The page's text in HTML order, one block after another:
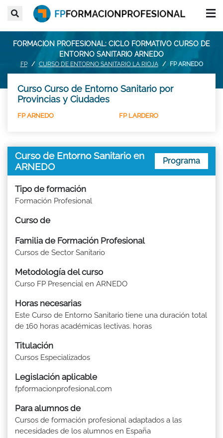
FORMACION PROFESIONAL: CICLO FORMATIVO CURSO DE
ENTORNO SANITARIO ARNEDO
FP CURSO DE ENTORNO SANITARIO LA RIOJA FP ARNEDO
Curso Curso de Entorno Sanitario por
Provincias y Ciudades
FP ARNEDO FP LARDERO
Curso de Entorno Sanitario en
ARNEDO
Programa
Tipo de formación
Formación Profesional
Curso de
Familia de Formación Profesional
Cursos de Sector Sanitario
Metodología del curso
Curso FP Presencial en ARNEDO
Horas necesarias
Este Curso de Entorno Sanitario tiene una duración total
de 160 horas académicas lectivas. horas
Titulación
Cursos Especializados
Legislación aplicable
fpformacionprofesional.com
Para alumnos de
Cursos de formación profesional adaptados a las
necesidades de los alumnos en España